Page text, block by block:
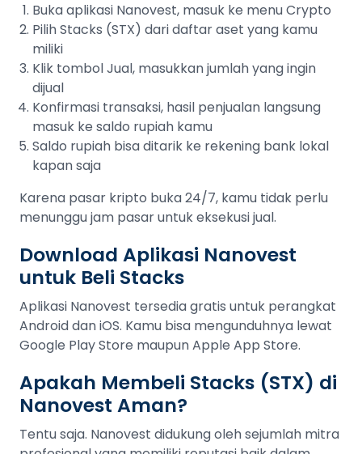
Buka aplikasi Nanovest, masuk ke menu Crypto
Pilih Stacks (STX) dari daftar aset yang kamu
miliki
Klik tombol Jual, masukkan jumlah yang ingin
dijual
Konfirmasi transaksi, hasil penjualan langsung
masuk ke saldo rupiah kamu
Saldo rupiah bisa ditarik ke rekening bank lokal
kapan saja
Karena pasar kripto buka 24/7, kamu tidak perlu
menunggu jam pasar untuk eksekusi jual.
Download Aplikasi Nanovest
untuk Beli Stacks
Aplikasi Nanovest tersedia gratis untuk perangkat
Android dan iOS. Kamu bisa mengunduhnya lewat
Google Play Store maupun Apple App Store.
Apakah Membeli Stacks (STX) di
Nanovest Aman?
Tentu saja. Nanovest didukung oleh sejumlah mitra